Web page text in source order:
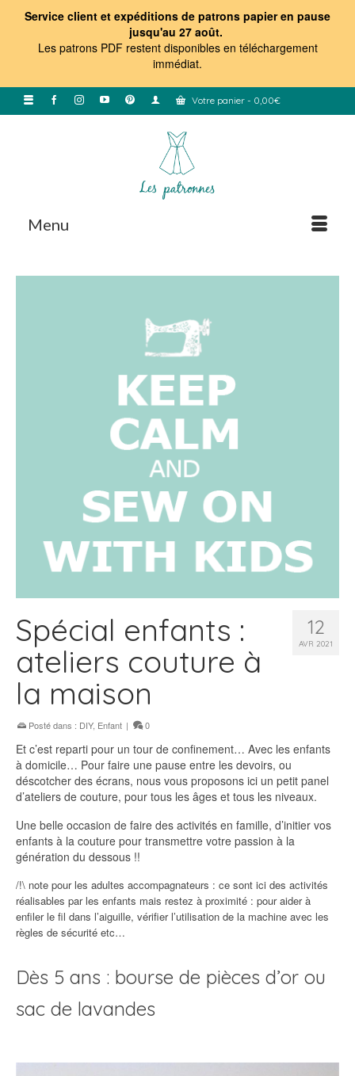
Service client et expéditions de patrons papier en pause
jusqu'au 27 août.
Les patrons PDF restent disponibles en téléchargement
immédiat.
Votre panier - 0,00€
Menu
12
AVR 2021
Spécial enfants :
ateliers couture à
la maison
Posté dans : DIY, Enfant | 0
Et c’est reparti pour un tour de confinement… Avec les enfants
à domicile… Pour faire une pause entre les devoirs, ou
déscotcher des écrans, nous vous proposons ici un petit panel
d’ateliers de couture, pour tous les âges et tous les niveaux.
Une belle occasion de faire des activités en famille, d’initier vos
enfants à la couture pour transmettre votre passion à la
génération du dessous !!
/!\ note pour les adultes accompagnateurs : ce sont ici des activités
réalisables par les enfants mais restez à proximité : pour aider à
enfiler le fil dans l’aiguille, vérifier l’utilisation de la machine avec les
règles de sécurité etc…
Dès 5 ans : bourse de pièces d’or ou
sac de lavandes